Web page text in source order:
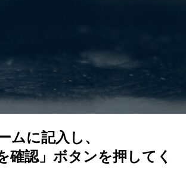
ムに記入し、
確認」ボタンを押してく